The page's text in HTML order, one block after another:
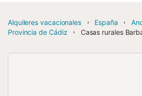
Alquileres vacacionales España
Provincia de Cádiz
Casas rurales